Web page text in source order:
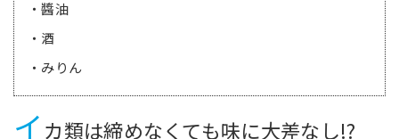
・醬油
・酒
・みりん
イ カ類は締めなくても味に大差なし!?